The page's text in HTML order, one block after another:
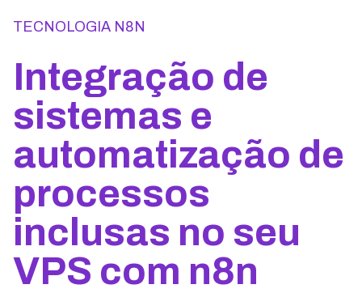
TECNOLOGIA N8N
Integração de
sistemas e
automatização de
processos
inclusas no seu
VPS com n8n